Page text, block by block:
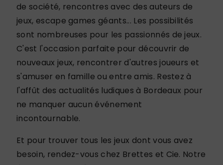
de société, rencontres avec des auteurs de
jeux, escape games géants... Les possibilités
sont nombreuses pour les passionnés de jeux.
C'est l'occasion parfaite pour découvrir de
nouveaux jeux, rencontrer d'autres joueurs et
s'amuser en famille ou entre amis. Restez à
l'affût des actualités ludiques à Bordeaux pour
ne manquer aucun événement
incontournable.
Et pour trouver tous les jeux dont vous avez
besoin, rendez-vous chez Brettes et Cie. Notre